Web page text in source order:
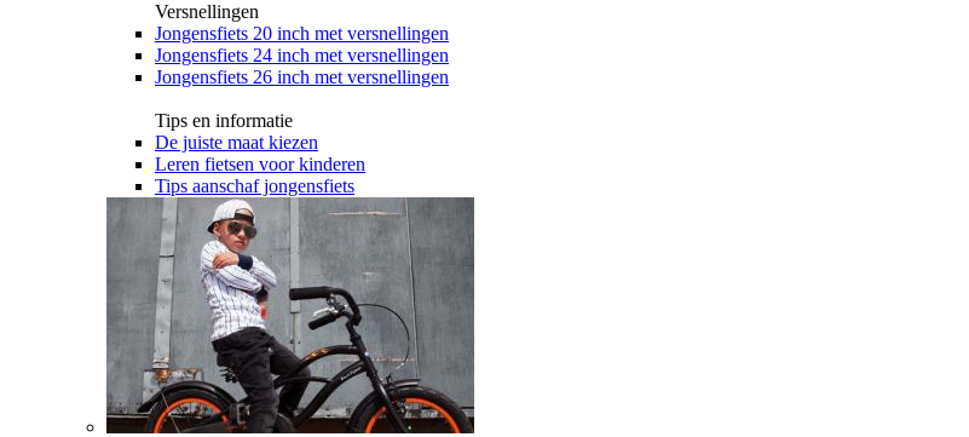
Versnellingen
Jongensfiets 20 inch met versnellingen
Jongensfiets 24 inch met versnellingen
Jongensfiets 26 inch met versnellingen
Tips en informatie
De juiste maat kiezen
Leren fietsen voor kinderen
Tips aanschaf jongensfiets